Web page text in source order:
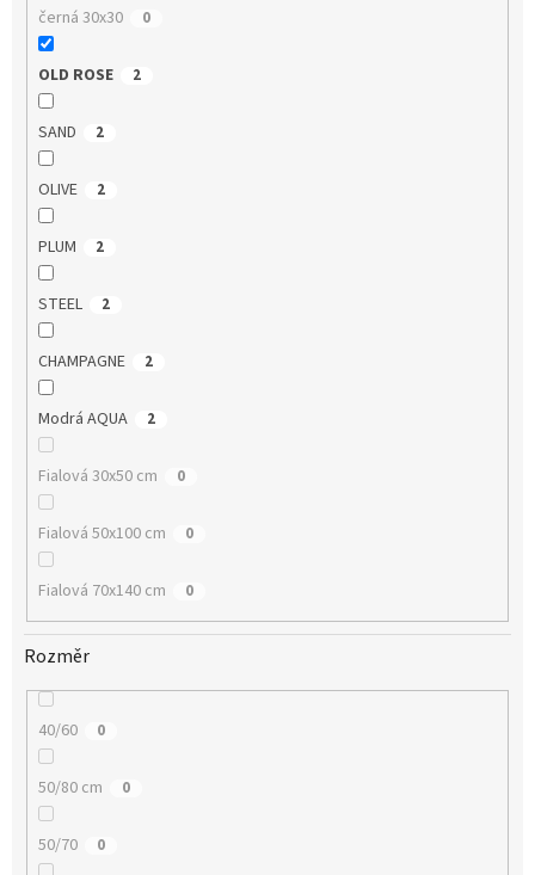
černá 30x30 0
OLD ROSE 2
SAND 2
OLIVE 2
PLUM 2
STEEL 2
CHAMPAGNE 2
Modrá AQUA 2
Fialová 30x50 cm 0
Fialová 50x100 cm 0
Fialová 70x140 cm 0
Rozměr
40/60 0
50/80 cm 0
50/70 0